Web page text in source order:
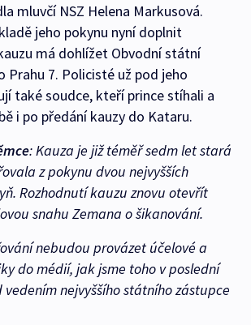
mluvčí NSZ Helena Markusová.
jeho pokynu nyní doplnit
má dohlížet Obvodní státní
Prahu 7. Policisté už pod jeho
také soudce, kteří prince stíhali a
i po předání kauzy do Kataru.
: Kauza je již téměř sedm let stará
z pokynu dvou nejvyšších
Rozhodnutí kauzu znovu otevřít
snahu Zemana o šikanování.
nebudou provázet účelové a
do médií, jak jsme toho v poslední
nejvyššího státního zástupce